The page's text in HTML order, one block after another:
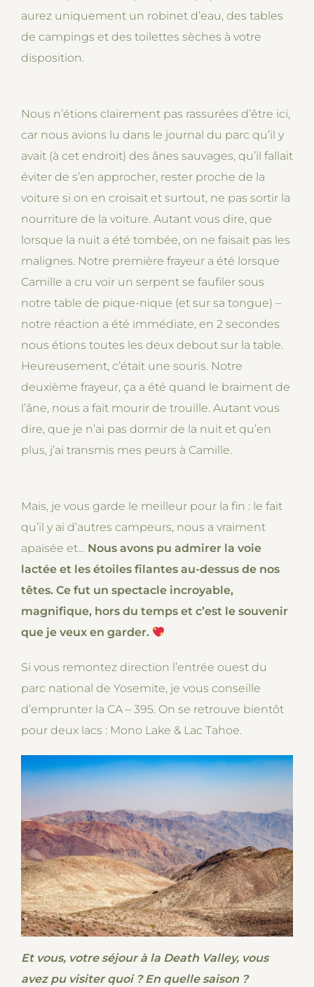
aurez uniquement un robinet d’eau, des tables
de campings et des toilettes sèches à votre
disposition.
Nous n’étions clairement pas rassurées d’être ici,
car nous avions lu dans le journal du parc qu’il y
avait (à cet endroit) des ânes sauvages, qu’il fallait
éviter de s’en approcher, rester proche de la
voiture si on en croisait et surtout, ne pas sortir la
nourriture de la voiture. Autant vous dire, que
lorsque la nuit a été tombée, on ne faisait pas les
malignes. Notre première frayeur a été lorsque
Camille a cru voir un serpent se faufiler sous
notre table de pique-nique (et sur sa tongue) –
notre réaction a été immédiate, en 2 secondes
nous étions toutes les deux debout sur la table.
Heureusement, c’était une souris. Notre
deuxième frayeur, ça a été quand le braiment de
l’âne, nous a fait mourir de trouille. Autant vous
dire, que je n’ai pas dormir de la nuit et qu’en
plus, j’ai transmis mes peurs à Camille.
Mais, je vous garde le meilleur pour la fin : le fait
qu’il y ai d’autres campeurs, nous a vraiment
apaisée et… Nous avons pu admirer la voie
lactée et les étoiles filantes au-dessus de nos
têtes. Ce fut un spectacle incroyable,
magnifique, hors du temps et c’est le souvenir
que je veux en garder.
Si vous remontez direction l’entrée ouest du
parc national de Yosemite, je vous conseille
d’emprunter la CA – 395. On se retrouve bientôt
pour deux lacs : Mono Lake & Lac Tahoe.
Et vous, votre séjour à la Death Valley, vous
avez pu visiter quoi ? En quelle saison ?